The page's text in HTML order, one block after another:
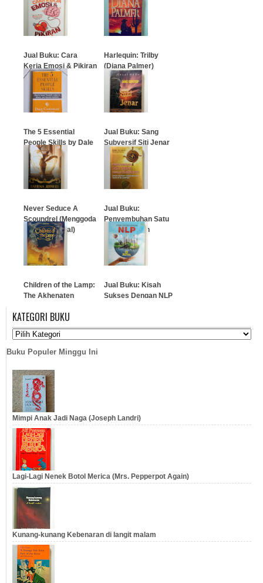
…
Jual Buku: Cara
Kerja Emosi & Pikiran
Manusia
Harlequin: Trilby
(Diana Palmer)
…
The 5 Essential
People Skills by Dale
Carnegie
…
Jual Buku: Sang
Subversif Siti Jenar
…
Never Seduce A
Scoundrel (Menggoda
Sang Berandal)
…
Jual Buku:
Penyembuhan Satu
Menit Dengan
Homeopati
…
Children of the Lamp:
The Akhenaten
…
Jual Buku: Kisah
Sukses Dengan NLP
KATEGORI BUKU
Buku Populer Minggu Ini
Mimpi Anak Jadi Naga (Joseph Landri)
Lagi-Lagi Nenek Botol Merica (Mrs. Pepperpot Again)
Kunang-kunang Kebenaran di langit malam